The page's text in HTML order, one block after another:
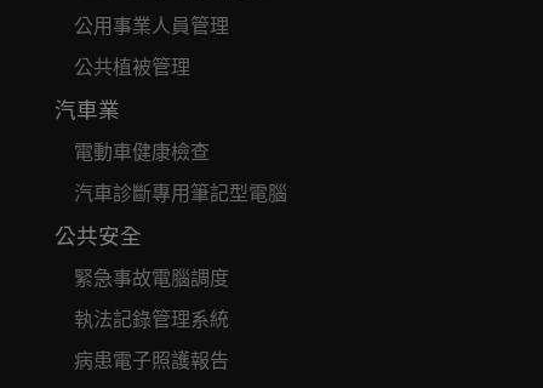
公用事業人員管理
公共植被管理
汽車業
電動車健康檢查
汽車診斷專用筆記型電腦
公共安全
緊急事故電腦調度
執法記錄管理系統
病患電子照護報告